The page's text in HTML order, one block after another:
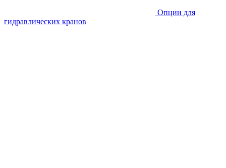
Опции для
гидравлических кранов